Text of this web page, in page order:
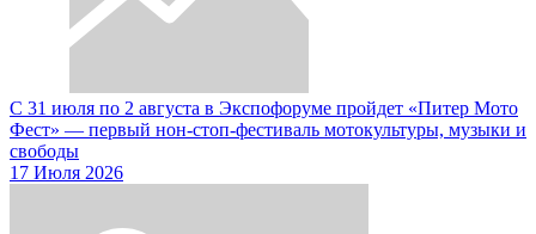
С 31 июля по 2 августа в Экспофоруме пройдет «Питер Мото
Фест» — первый нон-стоп-фестиваль мотокультуры, музыки и
свободы
17 Июля 2026